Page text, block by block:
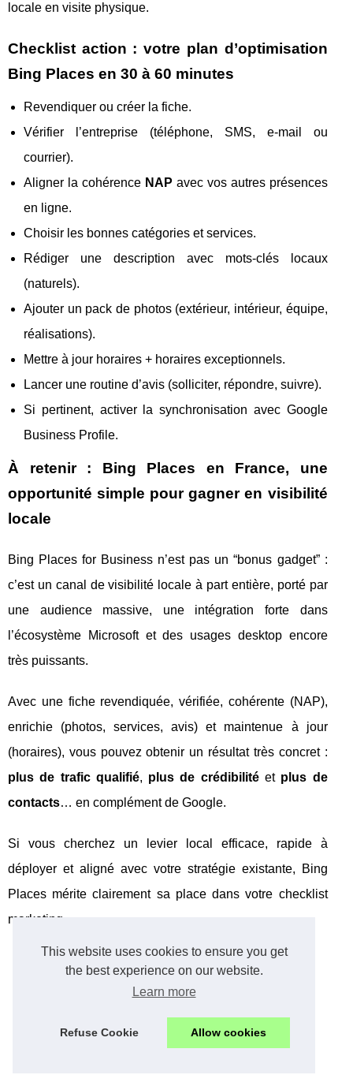
This website uses cookies to ensure you get
the best experience on our website.
Learn more
Refuse Cookie Allow cookies
locale en visite physique.
Checklist action : votre plan d’optimisation
Bing Places en 30 à 60 minutes
Revendiquer ou créer la fiche.
Vérifier l’entreprise (téléphone, SMS, e-mail ou
courrier).
Aligner la cohérence NAP avec vos autres présences
en ligne.
Choisir les bonnes catégories et services.
Rédiger une description avec mots-clés locaux
(naturels).
Ajouter un pack de photos (extérieur, intérieur, équipe,
réalisations).
Mettre à jour horaires + horaires exceptionnels.
Lancer une routine d’avis (solliciter, répondre, suivre).
Si pertinent, activer la synchronisation avec Google
Business Profile.
À retenir : Bing Places en France, une
opportunité simple pour gagner en visibilité
locale
Bing Places for Business n’est pas un “bonus gadget” :
c’est un canal de visibilité locale à part entière, porté par
une audience massive, une intégration forte dans
l’écosystème Microsoft et des usages desktop encore
très puissants.
Avec une fiche revendiquée, vérifiée, cohérente (NAP),
enrichie (photos, services, avis) et maintenue à jour
(horaires), vous pouvez obtenir un résultat très concret :
plus de trafic qualifié, plus de crédibilitéet plus de
contacts… en complément de Google.
Si vous cherchez un levier local efficace, rapide à
déployer et aligné avec votre stratégie existante, Bing
Places mérite clairement sa place dans votre checklist
marketing.